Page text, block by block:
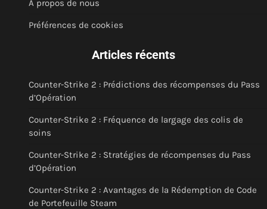
À propos de nous
Préférences de cookies
Articles récents
Counter-Strike 2 : Prédictions des récompenses du Pass
d’Opération
Counter-Strike 2 : Fréquence de largage des colis de
soins
Counter-Strike 2 : Stratégies de récompenses du Pass
d’Opération
Counter-Strike 2 : Avantages de la Rédemption de Code
de Portefeuille Steam